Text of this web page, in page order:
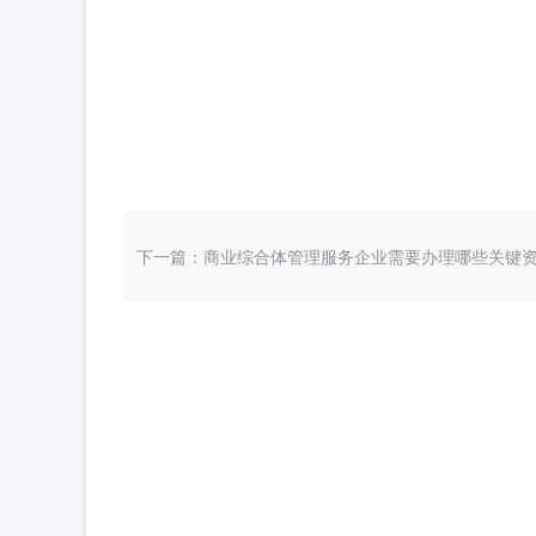
下一篇：商业综合体管理服务企业需要办理哪些关键